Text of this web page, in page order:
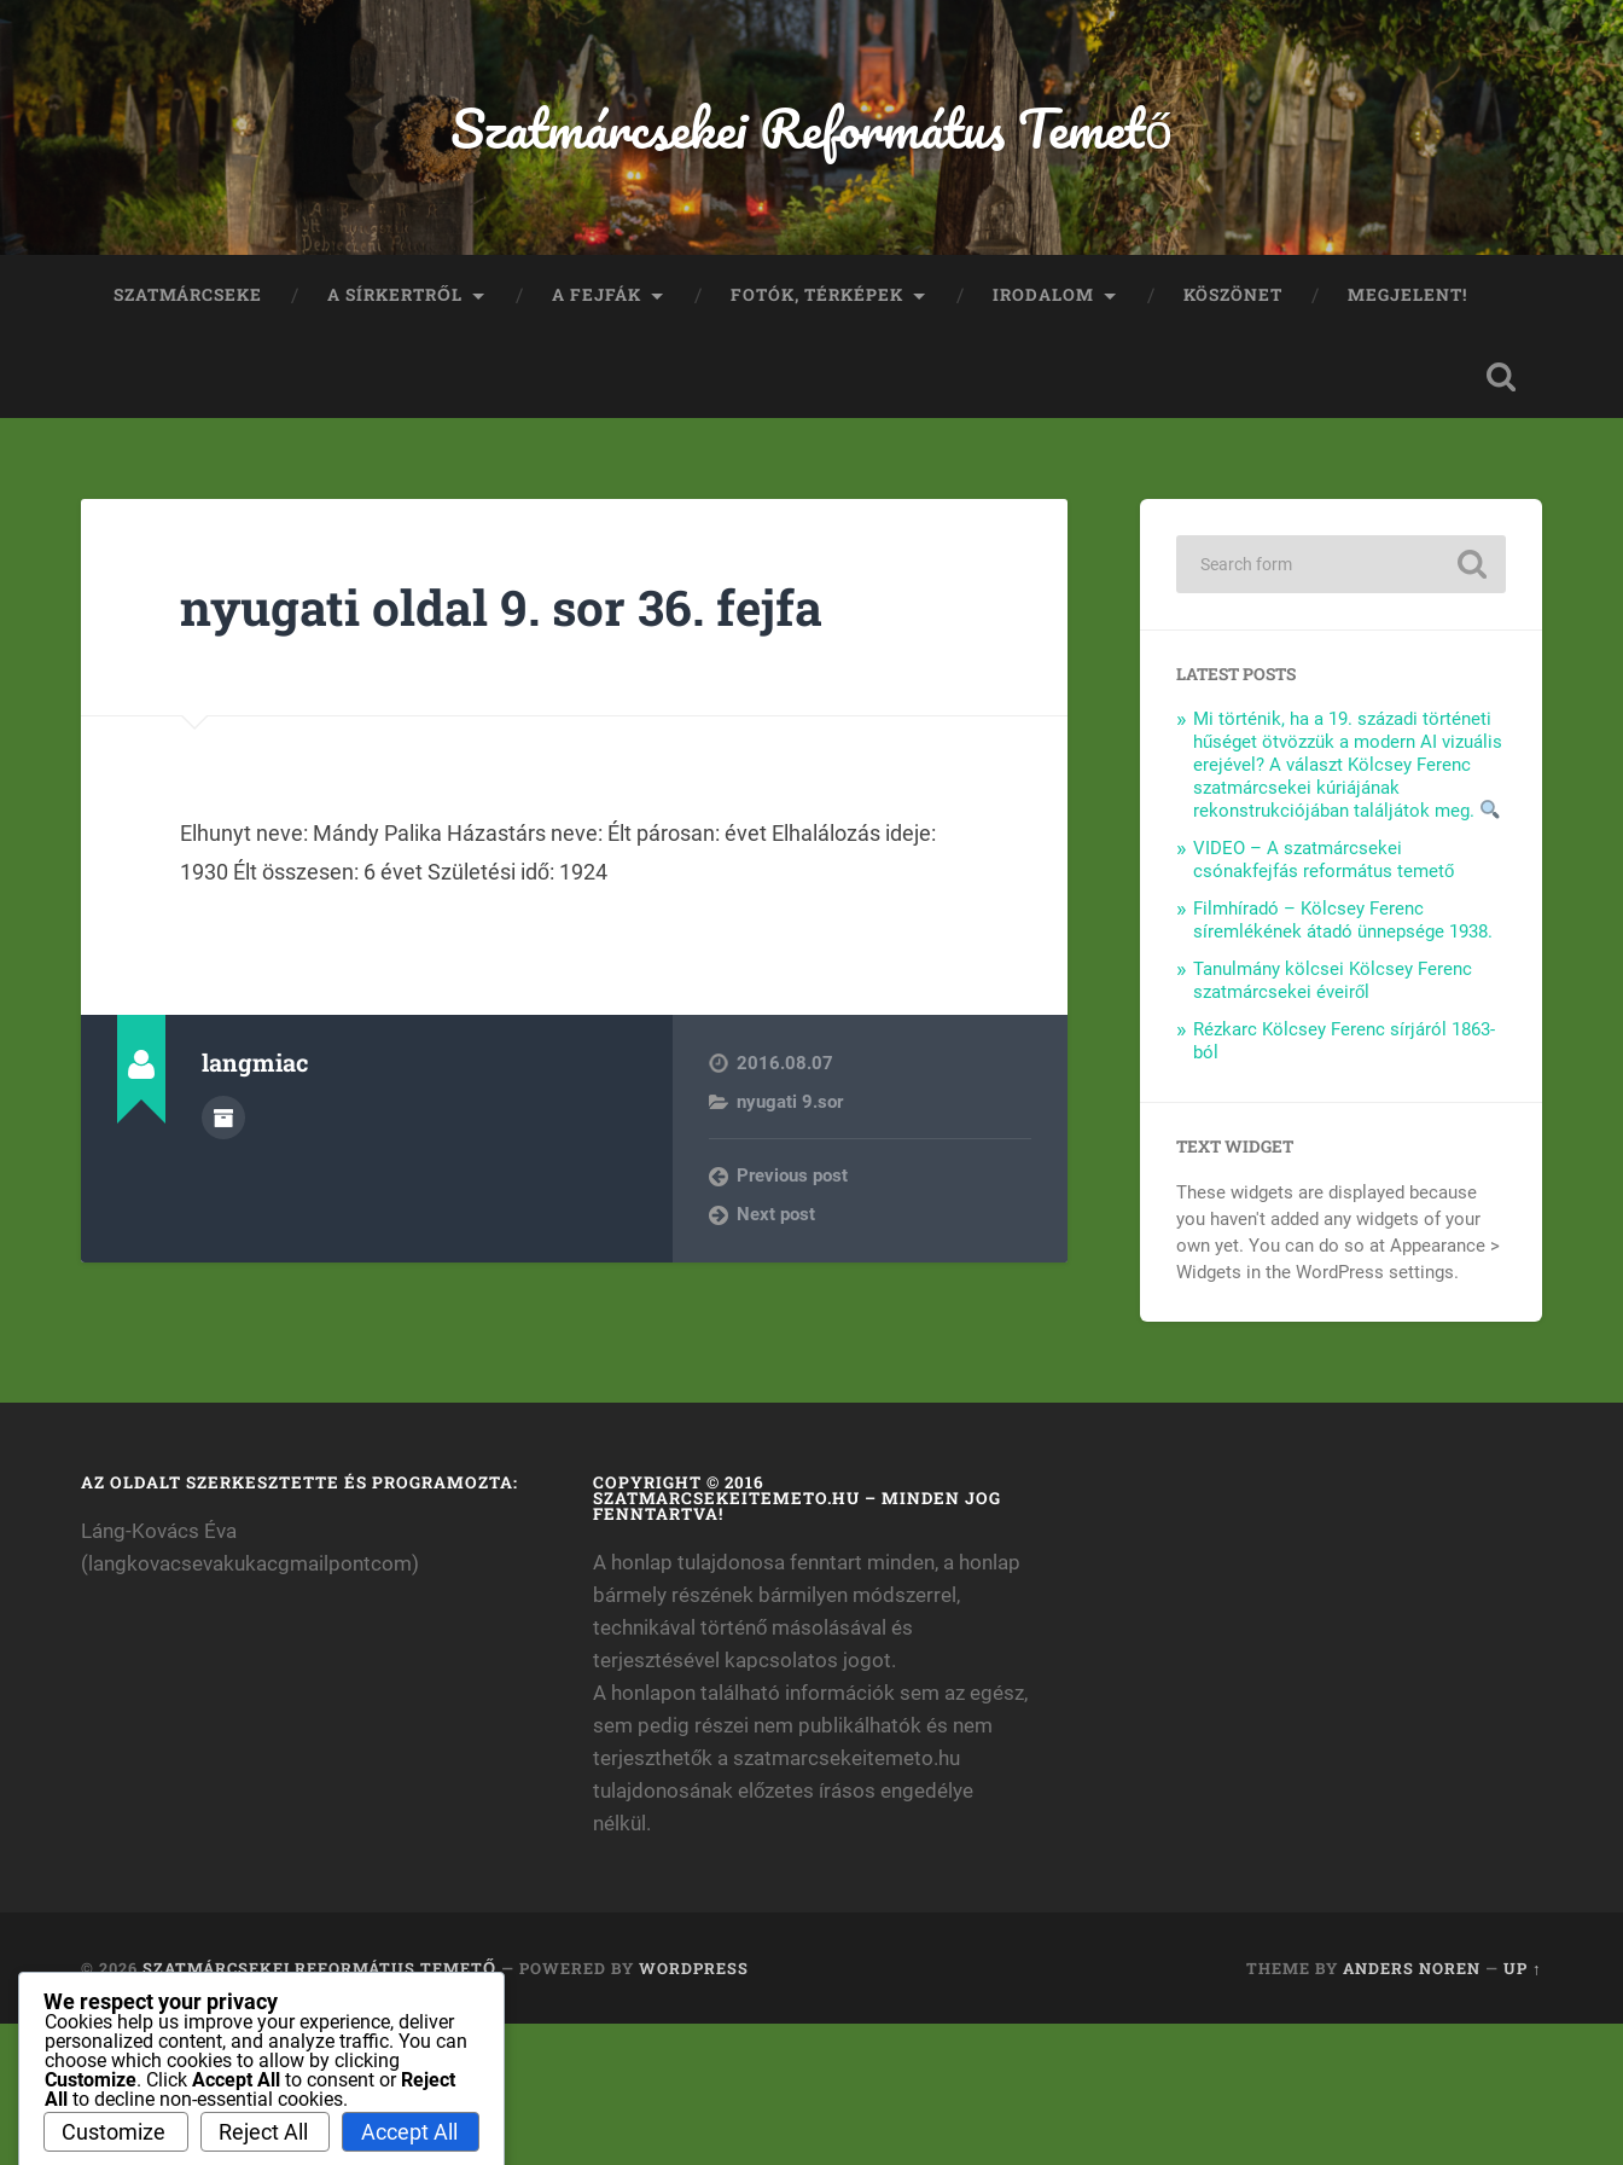
Szatmárcsekei Református Temető
SZATMÁRCSEKE A SÍRKERTRŐL A FEJFÁK FOTÓK, TÉRKÉPEK IRODALOM KÖSZÖNET MEGJELENT!
nyugati oldal 9. sor 36. fejfa
Elhunyt neve: Mándy Palika Házastárs neve: Élt párosan: évet Elhalálozás ideje:
1930 Élt összesen: 6 évet Születési idő: 1924
langmiac
2016.08.07
nyugati 9.sor
Previous post
Next post
LATEST POSTS
Mi történik, ha a 19. századi történeti
hűséget ötvözzük a modern AI vizuális
erejével? A választ Kölcsey Ferenc
szatmárcsekei kúriájának
rekonstrukciójában találjátok meg.
VIDEO – A szatmárcsekei
csónakfejfás református temető
Filmhíradó – Kölcsey Ferenc
síremlékének átadó ünnepsége 1938.
Tanulmány kölcsei Kölcsey Ferenc
szatmárcsekei éveiről
Rézkarc Kölcsey Ferenc sírjáról 1863-
ból
TEXT WIDGET
These widgets are displayed because
you haven't added any widgets of your
own yet. You can do so at Appearance >
Widgets in the WordPress settings.
AZ OLDALT SZERKESZTETTE ÉS PROGRAMOZTA:
Láng-Kovács Éva
(langkovacsevakukacgmailpontcom)
COPYRIGHT © 2016
SZATMARCSEKEITEMETO.HU – MINDEN JOG
FENNTARTVA!
A honlap tulajdonosa fenntart minden, a honlap
bármely részének bármilyen módszerrel,
technikával történő másolásával és
terjesztésével kapcsolatos jogot.
A honlapon található információk sem az egész,
sem pedig részei nem publikálhatók és nem
terjeszthetők a szatmarcsekeitemeto.hu
tulajdonosának előzetes írásos engedélye
nélkül.
© 2026SZATMÁRCSEKEI REFORMÁTUS TEMETŐ— POWERED BYWORDPRESS THEME BY ANDERS NOREN — UP ↑
We respect your privacy
Cookies help us improve your experience, deliver
personalized content, and analyze traffic. You can
choose which cookies to allow by clicking
Customize. Click Accept All to consent or Reject
All
to decline non-essential cookies.
Customize Reject All Accept All